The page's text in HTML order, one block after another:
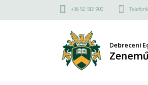
„Debrecen
virtuózai”
a
Felső
menü
+36 52 512 900
Debreceni